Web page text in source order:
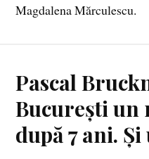
Magdalena Mărculescu.
Pascal
București un
după 7 ani.